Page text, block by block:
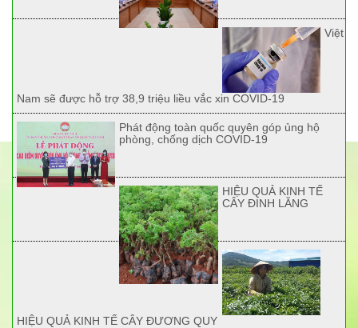
Việt
Nam sẽ được hỗ trợ 38,9 triệu liều vắc xin COVID-19
Phát động toàn quốc quyên góp ủng hộ
phòng, chống dịch COVID-19
HIỆU QUẢ KINH TẾ
CÂY ĐINH LĂNG
HIỆU QUẢ KINH TẾ CÂY ĐƯƠNG QUY